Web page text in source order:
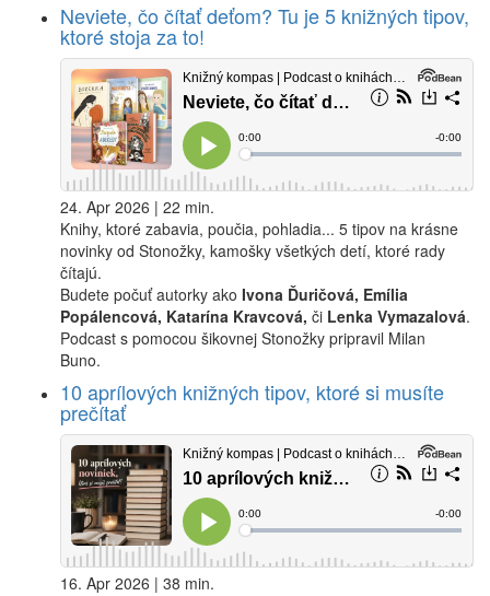
Neviete, čo čítať deťom? Tu je 5 knižných tipov,
ktoré stoja za to!
24. Apr 2026 | 22 min.
Knihy, ktoré zabavia, poučia, pohladia... 5 tipov na krásne
novinky od Stonožky, kamošky všetkých detí, ktoré rady
čítajú.
Budete počuť autorky ako Ivona Ďuričová, Emília
Popálencová, Katarína Kravcová, či Lenka Vymazalová.
Podcast s pomocou šikovnej Stonožky pripravil Milan
Buno.
10 aprílových knižných tipov, ktoré si musíte
prečítať
16. Apr 2026 | 38 min.